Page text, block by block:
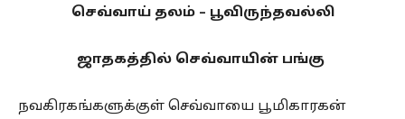
செவ்வாய் தலம் – பூவிருந்தவல்லி
ஜாதகத்தில் செவ்வாயின் பங்கு
நவகிரகங்களுக்குள் செவ்வாயை பூமிகாரகன்